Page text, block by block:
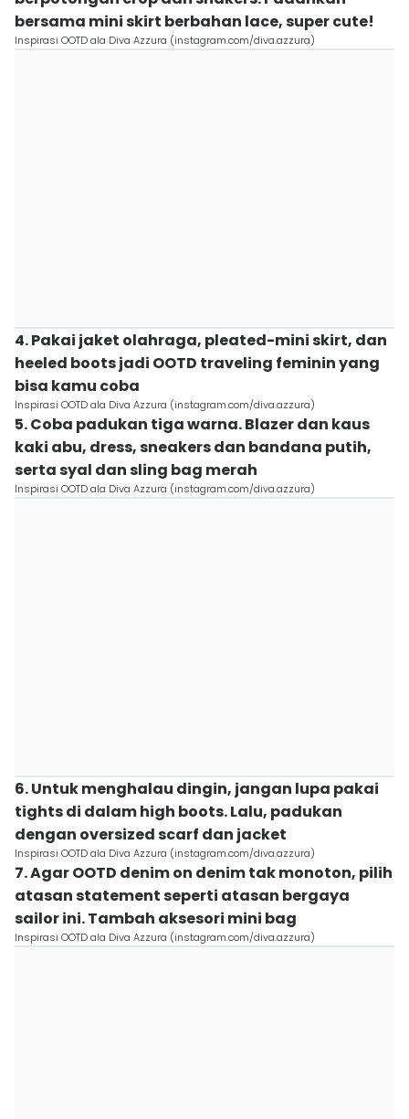
bersama mini skirt berbahan lace, super cute!
Inspirasi OOTD ala Diva Azzura (instagram.com/diva.azzura)
4. Pakai jaket olahraga, pleated-mini skirt, dan
heeled boots jadi OOTD traveling feminin yang
bisa kamu coba
Inspirasi OOTD ala Diva Azzura (instagram.com/diva.azzura)
5. Coba padukan tiga warna. Blazer dan kaus
kaki abu, dress, sneakers dan bandana putih,
serta syal dan sling bag merah
Inspirasi OOTD ala Diva Azzura (instagram.com/diva.azzura)
6. Untuk menghalau dingin, jangan lupa pakai
tights di dalam high boots. Lalu, padukan
dengan oversized scarf dan jacket
Inspirasi OOTD ala Diva Azzura (instagram.com/diva.azzura)
7. Agar OOTD denim on denim tak monoton, pilih
atasan statement seperti atasan bergaya
sailor ini. Tambah aksesori mini bag
Inspirasi OOTD ala Diva Azzura (instagram.com/diva.azzura)